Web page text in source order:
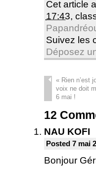
Cet article
17:43,
Suivez les
Déposez
«Rien n’est
voix ne doit
6 mai !
12
NAU KOFI
Posted 7 mai
Bonjour